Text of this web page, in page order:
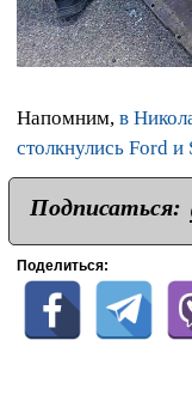
Напомним, в
столкнулись Ford и
Подписаться:
Поделиться: